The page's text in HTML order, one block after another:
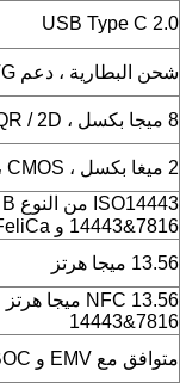
USB Type C 2.0
شحن البطارية ، دعم OTG
8 ميجا بكسل ، CMOS ، AF ، QR / 2D باركود ، صورة JPEG ، فيديو.
2 ميغا بكسل ، CMOS ، صورة JPEG ، فيديو.
14443&7816 و FeliCa)
13.56 ميجا هرتز
14443&7816
متوافق مع EMV و PBOC